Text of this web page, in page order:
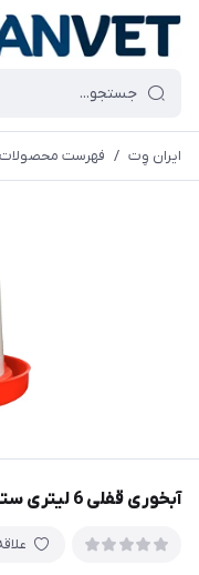
ایران وِت / فهرست محصولات
آبخوری قفلی 6 لیتری ستاره